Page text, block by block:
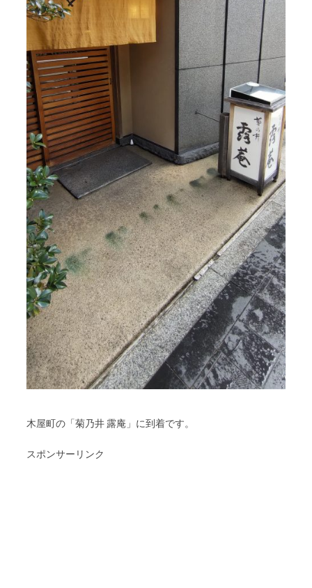
木屋町の「菊乃井 露庵」に到着です。
スポンサーリンク